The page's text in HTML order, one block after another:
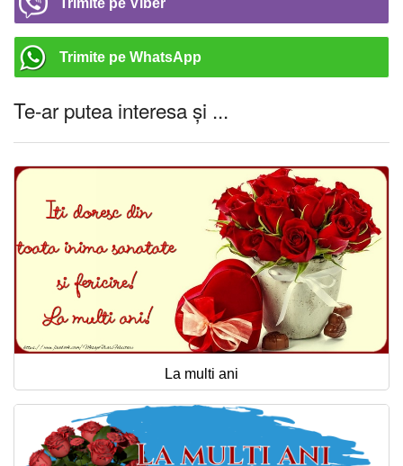
Trimite pe Viber
Trimite pe WhatsApp
Te-ar putea interesa și ...
La multi ani